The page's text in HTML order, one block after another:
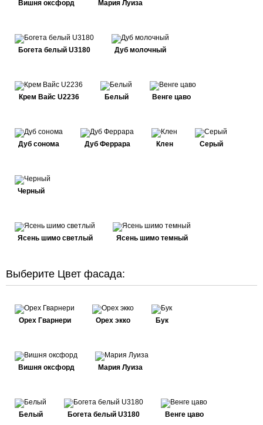
Вишня оксфорд Мария Луиза
Богета белый U3180 Дуб молочный
Крем Вайс U2236 Белый Венге цаво
Дуб сонома Дуб Феррара Клен Серый
Черный
Ясень шимо светлый Ясень шимо темный
Выберите Цвет фасада:
Орех Гварнери Орех экко Бук
Вишня оксфорд Мария Луиза
Белый Богета белый U3180 Венге цаво